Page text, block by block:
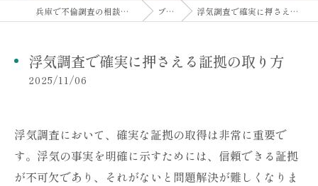
兵庫で不倫調査の相談なら夫婦の窓口 ブログ 浮気調査で確実に押さえる証拠の取り方
浮気調査で確実に押さえる証拠の取り方
2025/11/06
浮気調査において、確実な証拠の取得は非常に重要で
す。浮気の事実を明確に示すためには、信頼できる証拠
が不可欠であり、それがないと問題解決が難しくなりま